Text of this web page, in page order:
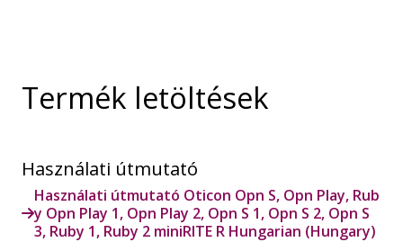
Termék letöltések
Használati útmutató
Használati útmutató Oticon Opn S, Opn Play, Rub
y Opn Play 1, Opn Play 2, Opn S 1, Opn S 2, Opn S
3, Ruby 1, Ruby 2 miniRITE R Hungarian (Hungary)